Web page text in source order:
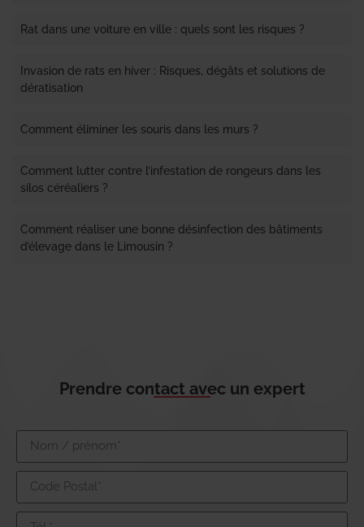
Rat dans une voiture en ville : quels sont les risques ?
Invasion de rats en hiver : Risques, dégâts et solutions de
dératisation
Comment éliminer les souris dans les murs ?
Comment lutter contre l’infestation de rongeurs dans les
silos céréaliers ?
Comment réaliser une bonne désinfection des bâtiments
d’élevage dans le Limousin ?
Prendre contact avec un expert